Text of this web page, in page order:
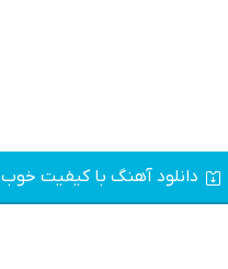
دانلود آهنگ با کیفیت خوب 128